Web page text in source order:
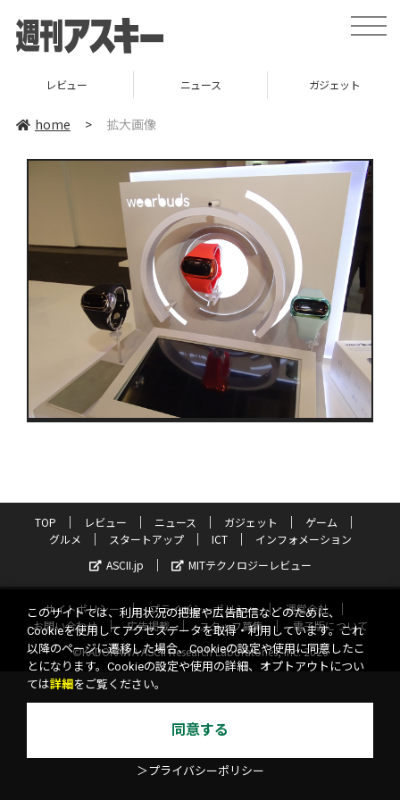
toggle
レビュー ニュース ガジェット
home > 拡大画像
TOP レビュー ニュース ガジェット
ゲーム
グルメ
スタートアップ ICT
インフォメーション
ASCII.jp
MITテクノロジーレビュー
サイトポリシー プライバシーポリシー
運営会社
お問い合わせ
広告掲載 スタッフ募集
電子版について
©KADOKAWA ASCII Research Laboratories, Inc. 2026
このサイトでは、利用状況の把握や広告配信などのために、
Cookieを使用してアクセスデータを取得・利用しています。これ
以降のページに遷移した場合、Cookieの設定や使用に同意したこ
とになります。Cookieの設定や使用の詳細、オプトアウトについ
ては詳細 をご覧ください。
同意する
＞プライバシーポリシー